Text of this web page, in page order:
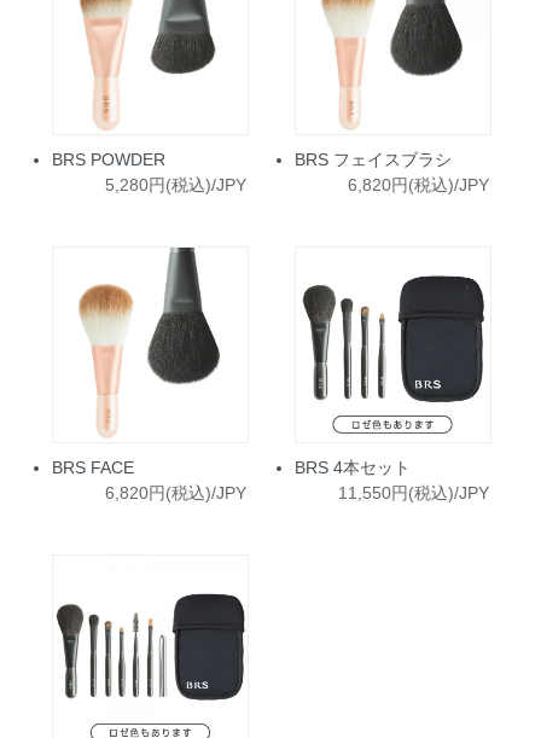
BRS POWDER
5,280円(税込)/JPY
BRS フェイスブラシ
6,820円(税込)/JPY
BRS FACE
6,820円(税込)/JPY
BRS 4本セット
11,550円(税込)/JPY